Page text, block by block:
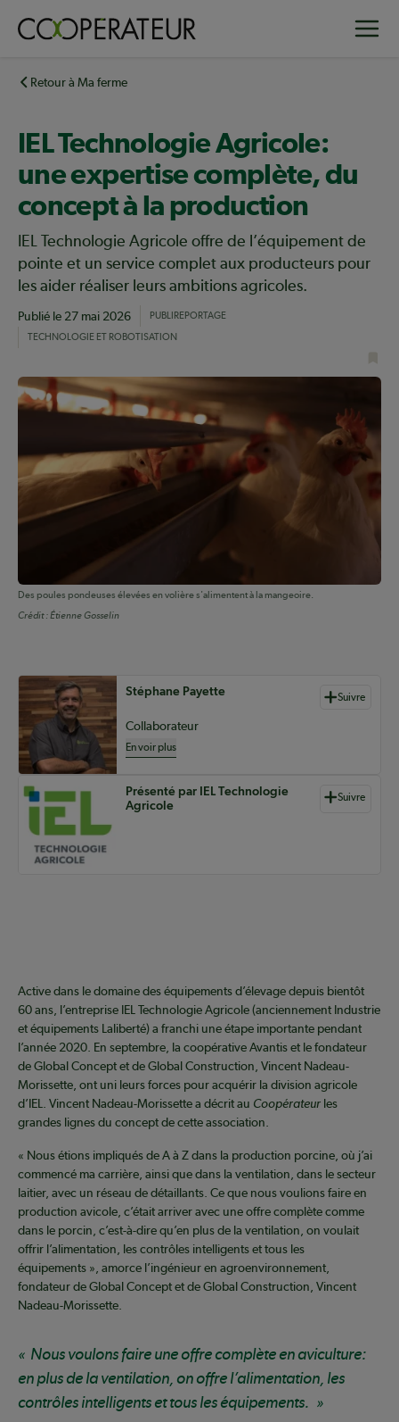
principalRetour à Ma ferme
IEL Technologie Agricole:
une expertise complète, du
concept à la production
IEL Technologie Agricole offre de l’équipement de
pointe et un service complet aux producteurs pour
les aider réaliser leurs ambitions agricoles.
Publié le 27 mai 2026
PUBLIREPORTAGE
TECHNOLOGIE ET ROBOTISATION
Des poules pondeuses élevées en volière s'alimentent à la mangeoire.
Crédit :Étienne Gosselin
Auteurs de contenu
Stéphane Payette Suivre
Collaborateur
En voir plus
Présenté par IEL Technologie
Agricole
Suivre
Active dans le domaine des équipements d’élevage depuis bientôt
60 ans, l’entreprise IEL Technologie Agricole (anciennement Industrie
et équipements Laliberté) a franchi une étape importante pendant
l’année 2020. En septembre, la coopérative Avantis et le fondateur
de Global Concept et de Global Construction, Vincent Nadeau-
Morissette, ont uni leurs forces pour acquérir la division agricole
d’IEL. Vincent Nadeau-Morissette a décrit au Coopérateur les
grandes lignes du concept de cette association.
« Nous étions impliqués de A à Z dans la production porcine, où j’ai
commencé ma carrière, ainsi que dans la ventilation, dans le secteur
laitier, avec un réseau de détaillants. Ce que nous voulions faire en
production avicole, c’était arriver avec une offre complète comme
dans le porcin, c’est-à-dire qu’en plus de la ventilation, on voulait
offrir l’alimentation, les contrôles intelligents et tous les
équipements », amorce l’ingénieur en agroenvironnement,
fondateur de Global Concept et de Global Construction, Vincent
Nadeau-Morissette.
Nous voulons faire une offre complète en aviculture:
en plus de la ventilation, on offre l’alimentation, les
contrôles intelligents et tous les équipements.